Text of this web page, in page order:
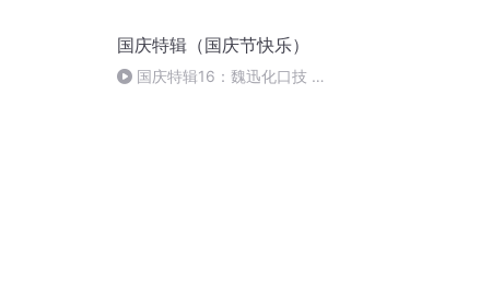
国庆特辑（国庆节快乐）
国庆特辑16：魏迅化口技 二